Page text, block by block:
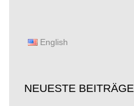
English
NEUESTE BEITRÄGE